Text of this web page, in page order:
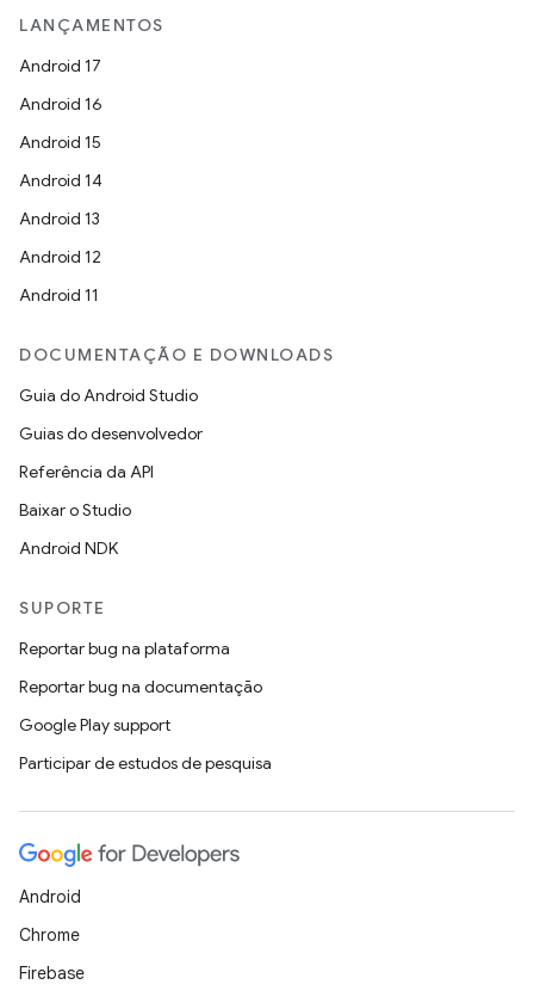
LANÇAMENTOS
Android 17
Android 16
Android 15
Android 14
Android 13
Android 12
Android 11
DOCUMENTAÇÃO E DOWNLOADS
Guia do Android Studio
Guias do desenvolvedor
Referência da API
Baixar o Studio
Android NDK
SUPORTE
Reportar bug na plataforma
Reportar bug na documentação
Google Play support
Participar de estudos de pesquisa
Android
Chrome
Firebase